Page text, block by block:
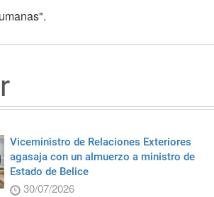
Viceministro de Relaciones Exteriores
agasaja con un almuerzo a ministro de
Estado de Belice
30/07/2026